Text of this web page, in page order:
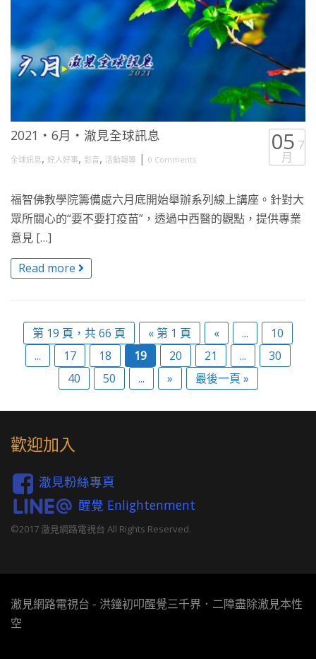
2021・6月・澈見全球訊息
全球訊息, 好人好事, 影音, 活動報導 | 0 Comments
05 7
月
福智佛教學院籌備處六月底開始舉辦系列線上講座。針對大
眾所關心的“要不要打疫苗”，透過中西醫的觀點，提供專業
意見 […]
Read more
第 19 頁，共 66 頁 « 第 1 頁 « ...
10
...
17 18 19 20 21 ...
30
40
50 ... » 最後一頁 »
歡迎加入
澈見粉絲專頁
醒覺 Enlightenment
©2017 澈見網路電視台 All Rights Reserved.
澈見網路電視台 - 洪鐘初叩醒覺三千界．二障盡除澈見本性
空